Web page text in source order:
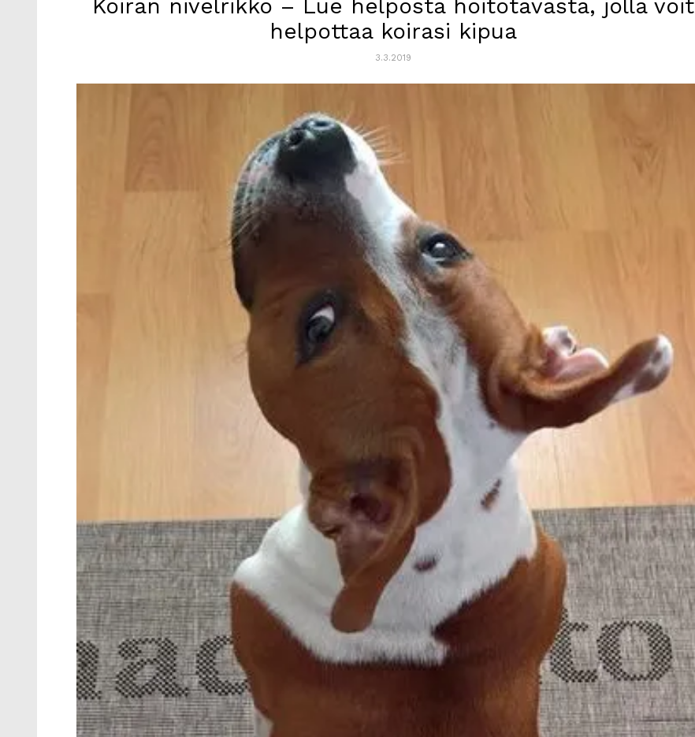
Koiran nivelrikko – Lue helposta hoitotavasta, jolla voit
helpottaa koirasi kipua
3.3.2019